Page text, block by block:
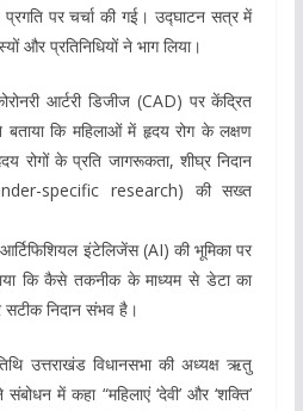
प्रगति पर चर्चा की गई। उद्घाटन सत्र में
प्रतिनिधियों ने भाग लिया।
आर्टरी डिजीज (CAD) पर केंद्रित
कि महिलाओं में हृदय रोग के लक्षण
के प्रति जागरूकता, शीघ्र निदान
specific research) की सख्त
इंटेलिजेंस (AI) की भूमिका पर
कि कैसे तकनीक के माध्यम से डेटा का
निदान संभव है।
उत्तराखंड विधानसभा की अध्यक्ष ऋतु
में कहा “महिलाएं ‘देवी’ और ‘शक्ति’